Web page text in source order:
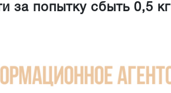
за попытку сбыть 0,5 кг